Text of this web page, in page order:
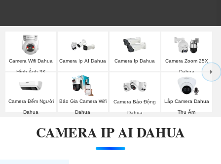
Camera Wifi Dahua
Hình Ảnh 3K
Camera Ip AI Dahua Camera Ip Dahua
Camera Zoom 25X
Dahua
Camera Đếm Người
Dahua
Báo Gia Camera Wifi
Dahua
Camera Báo Động
Dahua
Lắp Camera Dahua
Thu Âm
CAMERA IP AI DAHUA